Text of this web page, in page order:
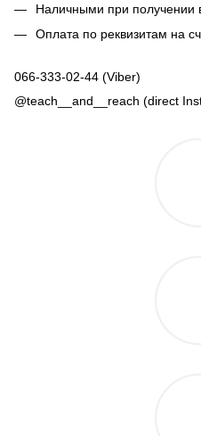
Наличными при получении
Оплата по реквизитам на
066-333-02-44 (Viber)
@teach__and__reach (direct